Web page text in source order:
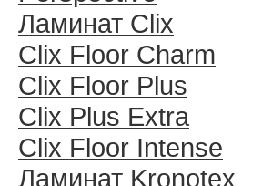
Ламинат Clix
Clix Floor Charm
Clix Floor Plus
Clix Plus Extra
Clix Floor Intense
Ламинат Kronotex